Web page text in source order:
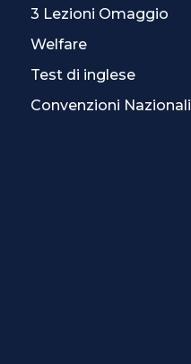
3 Lezioni Omaggio
Welfare
Test di inglese
Convenzioni Nazionali